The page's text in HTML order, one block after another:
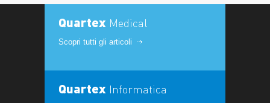
Quartex Medical
Scopri tutti gli articoli
Quartex Informatica